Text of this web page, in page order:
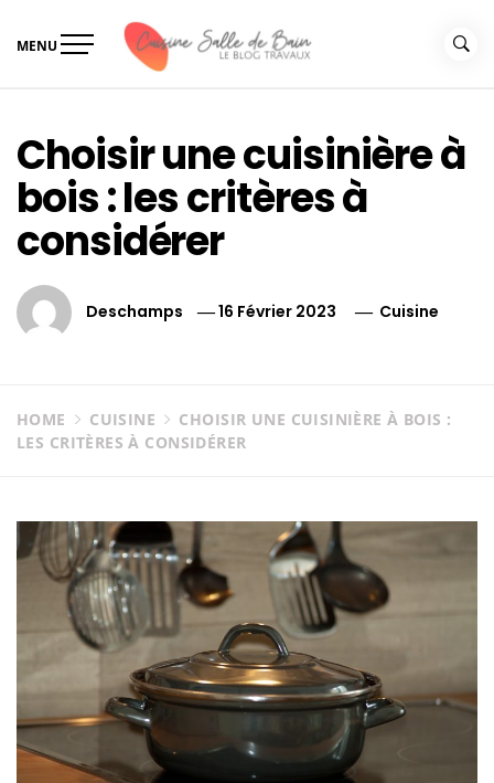
MENU
Choisir une cuisinière à
bois : les critères à
considérer
Deschamps 16 Février 2023 Cuisine
HOME CUISINE
CHOISIR UNE CUISINIÈRE À BOIS :
LES CRITÈRES À CONSIDÉRER